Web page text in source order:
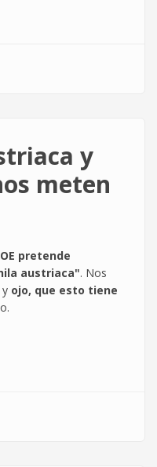
y
meten
pretende
austriaca". Nos
ojo, que esto tiene